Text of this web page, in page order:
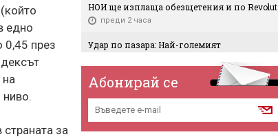
едно
0,45 през
за
НОИ ще изплаща обезщетения и по Revolut
преди 2 часа
Удар по пазара: Най-големият
концентрати спря износа си за света
преди 3 часа
Третият по големина вносител на петрол в
света инвестира 2,5 милиарда долара в
Абонирай се